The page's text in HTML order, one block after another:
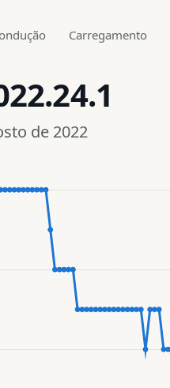
Carregamento
de 2022